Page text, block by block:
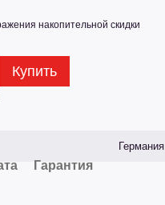
накопительной скидки
Купить
Германия
Гарантия